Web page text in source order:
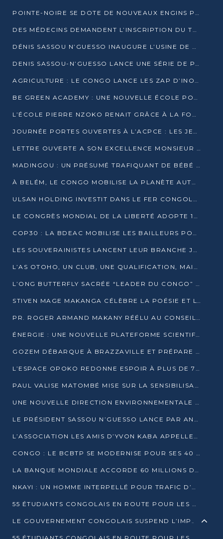
POINTE-NOIRE SE DOTE DE NOUVEAUX ENGINS POUR L’ASSAINISSEMENT ET L’ENTRETIEN ROUTIER
DES MÉDECINS DEMANDENT L’INSCRIPTION DU TRAITEMENT DU PIED-BOT DANS LES CURSUS UNIVERSITAIRES
DÉNIS SASSOU N’GUESSO INAUGURE L’USINE DE VALORISATION DU GAZ ASSOCIÉ
DENIS SASSOU-N’GUESSO LANCE UNE SÉRIE DE PROJETS DANS LE KOUILOU
AGRICULTURE : LE CONGO LANCE LES ZAP D’INONI ET YONO
BE GREEN ACADEMY : UNE NOUVELLE ÉCOLE POUR LES MÉTIERS DE L’ÉCOLOGIE À POINTE-NOIRE
L’ÉCOLE PIERRE NZOKO RENAIT GRÂCE À LA FONDATION MUCODEC
JOURNÉE PORTES OUVERTES À L’ACPCE : LES JEUNES EN IMMERSION DANS L’ENTREPRISE
LETTRE OUVERTE A SON EXCELLENCE MONSIEUR DENIS SASSOU NGUESSO, PRESIDENT DE LAREPUBLIQUE DU CONGO
MADINGOU : UN PRÉSUMÉ TRAFIQUANT DE BÉBÉ CHIMPANZÉ FIXÉ SUR SON SORT LE 20 NOVEMBRE
À BELÉM, LE CONGO MOBILISE LA PLANÈTE AUTOUR DU FONDS BLEU POUR LE BASSIN DU CONGO
ULSAN HOLDING INVESTIT DANS LE FER CONGOLAIS
LE CONGRÈS MONDIAL DE LA LIBERTÉ ADOPTE 14 RÉSOLUTIONS HISTORIQUES
COP30 : LA BDEAC MOBILISE LES BAILLEURS POUR LE FONDS BLEU DU BASSIN DU CONGO
LES SOUVERAINISTES LANCENT LEUR BRANCHE JEUNE À BRAZZAVILLE
L’AS OTOHO, UN CLUB, UNE QUALIFICATION, MAIS ENCORE DES DOUTES
L’ONG BUTTERFLY SACRÉE “LEADER DU CONGO” AU PRIX D’EXCELLENCE 2025
STIVEN MAGE MAKANGA CÉLÈBRE LA POÉSIE ET L’HUMAIN AVEC SON RECUEIL “HECTARE”
PR. ROGER ARMAND MAKANY RÉÉLU AU CONSEIL DE L’AUF
ÉNERGIE : UNE NOUVELLE PLATEFORME SCIENTIFIQUE POUR LA TRANSITION ÉNERGÉTIQUE EN AFRIQUE CENTRALE
GOZEM DÉBARQUE À BRAZZAVILLE ET PRÉPARE SON ARRIVÉE À POINTE-NOIRE
L’ESPACE OPOKO REDONNE ESPOIR À PLUS DE 775 ÉLÈVES AUTOCHTONES DANS LE NORD DU CONGO
PAUL VALISE MATOMBÉ MISE SUR LA SENSIBILISATION POUR ÉRAQUER LE GRAND BANDITISME
UNE NOUVELLE DIRECTION ENVIRONNEMENTALE POUR RENFORCER LA GESTION DES DONNÉES AU CONGO
LE PRÉSIDENT SASSOU N’GUESSO LANCE PAR ANTICIPATION LA 39ÈME JOURNÉE NATIONALE DE L’ARBRE
L’ASSOCIATION LES AMIS D’YVON KABA APPELLENT DENIS SASSOU N’GUESSO À SE PORTER CANDIDAT
CONGO : LE BCBTP SE MODERNISE POUR SES 40 ANS D’EXISTENCE
LA BANQUE MONDIALE ACCORDE 60 MILLIONS DE DOLLARS POUR LA RÉSILIENCE URBAINE AU CONGO
NKAYI : UN HOMME INTERPELLÉ POUR TRAFIC D’UN BÉBÉ CHIMPANZÉ
55 ÉTUDIANTS CONGOLAIS EN ROUTE POUR LES UNIVERSITÉS ALGÉRIENNES
LE GOUVERNEMENT CONGOLAIS SUSPEND L’IMPORTATION DES MACHETTES ET DES MOTOS